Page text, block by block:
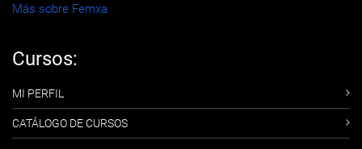
Más sobre Femxa
Cursos:
MI PERFIL
CATÁLOGO DE CURSOS